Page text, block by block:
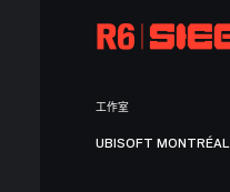
工作室
UBISOFT MONTRÉAL